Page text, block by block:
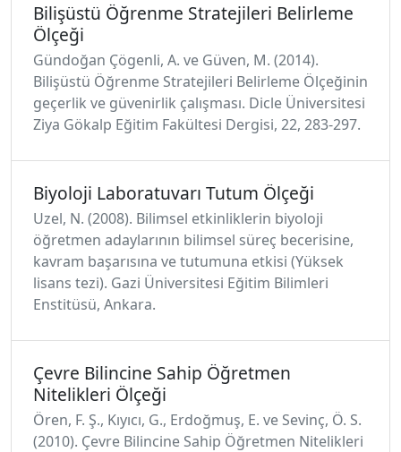
Bilişüstü Öğrenme Stratejileri Belirleme
Ölçeği
Gündoğan Çögenli, A. ve Güven, M. (2014).
Bilişüstü Öğrenme Stratejileri Belirleme Ölçeğinin
geçerlik ve güvenirlik çalışması. Dicle Üniversitesi
Ziya Gökalp Eğitim Fakültesi Dergisi, 22, 283-297.
Biyoloji Laboratuvarı Tutum Ölçeği
Uzel, N. (2008). Bilimsel etkinliklerin biyoloji
öğretmen adaylarının bilimsel süreç becerisine,
kavram başarısına ve tutumuna etkisi (Yüksek
lisans tezi). Gazi Üniversitesi Eğitim Bilimleri
Enstitüsü, Ankara.
Çevre Bilincine Sahip Öğretmen
Nitelikleri Ölçeği
Ören, F. Ş., Kıyıcı, G., Erdoğmuş, E. ve Sevinç, Ö. S.
(2010). Çevre Bilincine Sahip Öğretmen Nitelikleri